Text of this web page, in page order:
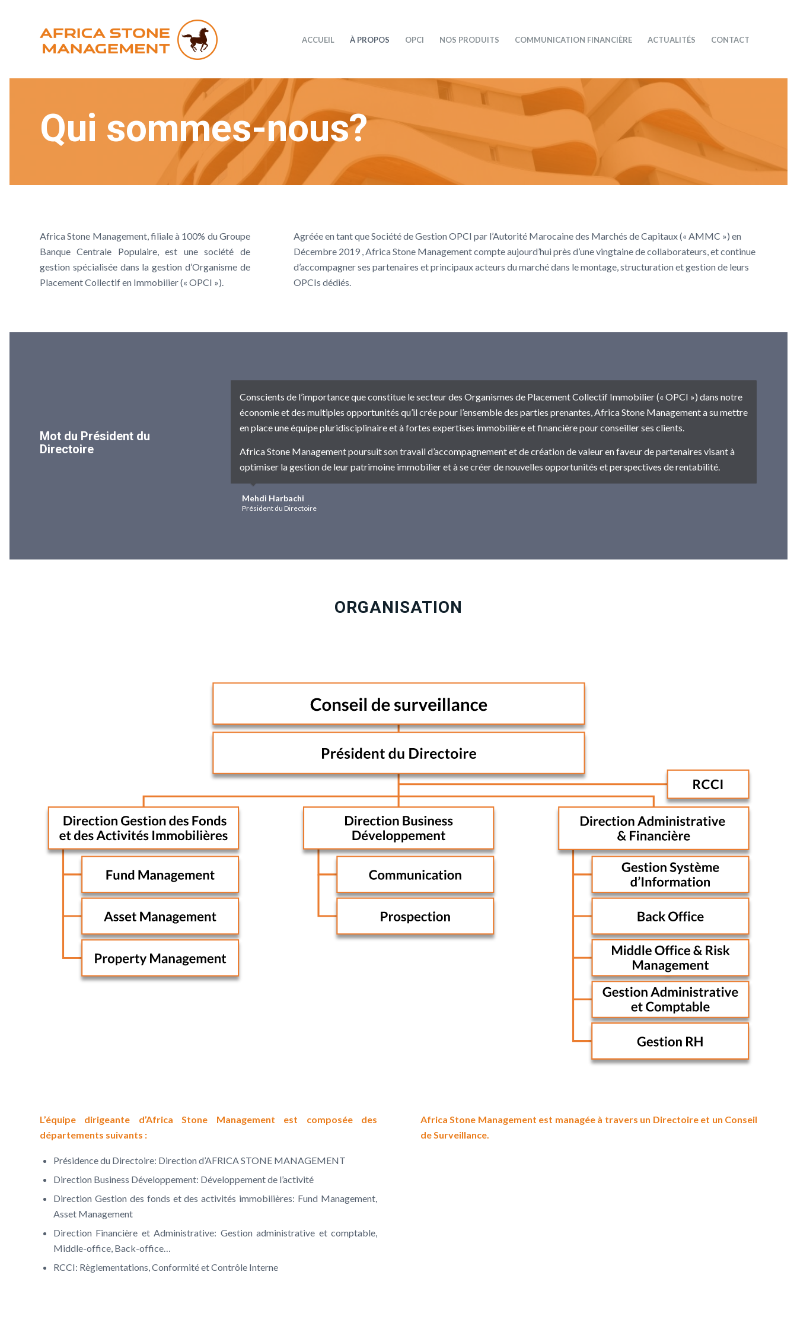
ACCUEIL À PROPOS OPCI NOS PRODUITS COMMUNICATION FINANCIÈRE ACTUALITÉS CONTACT
Qui sommes-nous?
Africa Stone Management, filiale à 100% du Groupe
Banque Centrale Populaire, est une société de
gestion spécialisée dans la gestion d’Organisme de
Placement Collectif en Immobilier (« OPCI »).
Agréée en tant que Société de Gestion OPCI par l’Autorité Marocaine des Marchés de Capitaux (« AMMC ») en
Décembre 2019 , Africa Stone Management compte aujourd’hui près d’une vingtaine de collaborateurs, et continue
d’accompagner ses partenaires et principaux acteurs du marché dans le montage, structuration et gestion de leurs
OPCIs dédiés.
Mot du Président du
Directoire
Conscients de l’importance que constitue le secteur des Organismes de Placement Collectif Immobilier (« OPCI ») dans notre
économie et des multiples opportunités qu’il crée pour l’ensemble des parties prenantes, Africa Stone Management a su mettre
en place une équipe pluridisciplinaire et à fortes expertises immobilière et financière pour conseiller ses clients.
Africa Stone Management poursuit son travail d’accompagnement et de création de valeur en faveur de partenaires visant à
optimiser la gestion de leur patrimoine immobilier et à se créer de nouvelles opportunités et perspectives de rentabilité.
Mehdi Harbachi
Président du Directoire
ORGANISATION
L’équipe dirigeante d’Africa Stone Management est composée des
départements suivants :
Présidence du Directoire: Direction d’AFRICA STONE MANAGEMENT
Direction Business Développement: Développement de l’activité
Direction Gestion des fonds et des activités immobilières: Fund Management,
Asset Management
Direction Financière et Administrative: Gestion administrative et comptable,
Middle-office, Back-office…
RCCI: Règlementations, Conformité et Contrôle Interne
Africa Stone Management est managée à travers un Directoire et un Conseil
de Surveillance.